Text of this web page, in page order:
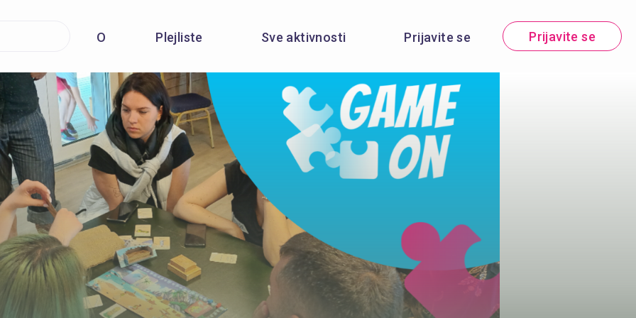
O Plejliste Sve aktivnosti Prijavite se Prijavite se